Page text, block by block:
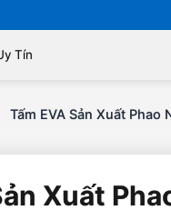
Tín
Tấm EVA Sản Xuất
Xuất